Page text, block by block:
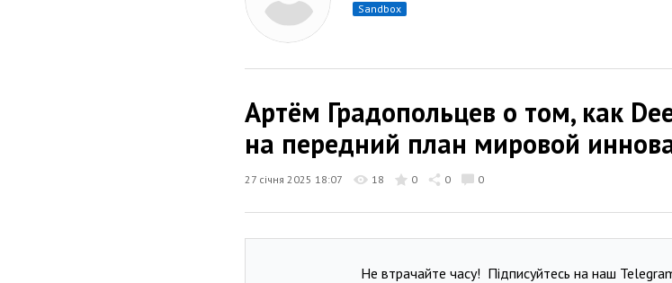
sandbox
Артём Градопольцев о том, как
на передний план мировой
27 січня 2025 18:07 18 0 0 0
Не втрачайте часу! Підписуйтесь на наш